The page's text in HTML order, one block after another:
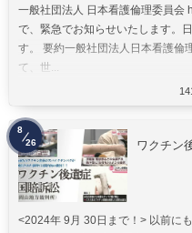
一般社団法人 日本看護倫理委員会
で、緊急でお知らせいたします。
す。 要約一般社団法人日本看護倫
て、世...
ワクチン
<2024年 9月 30日まで！> 以前に
8
26